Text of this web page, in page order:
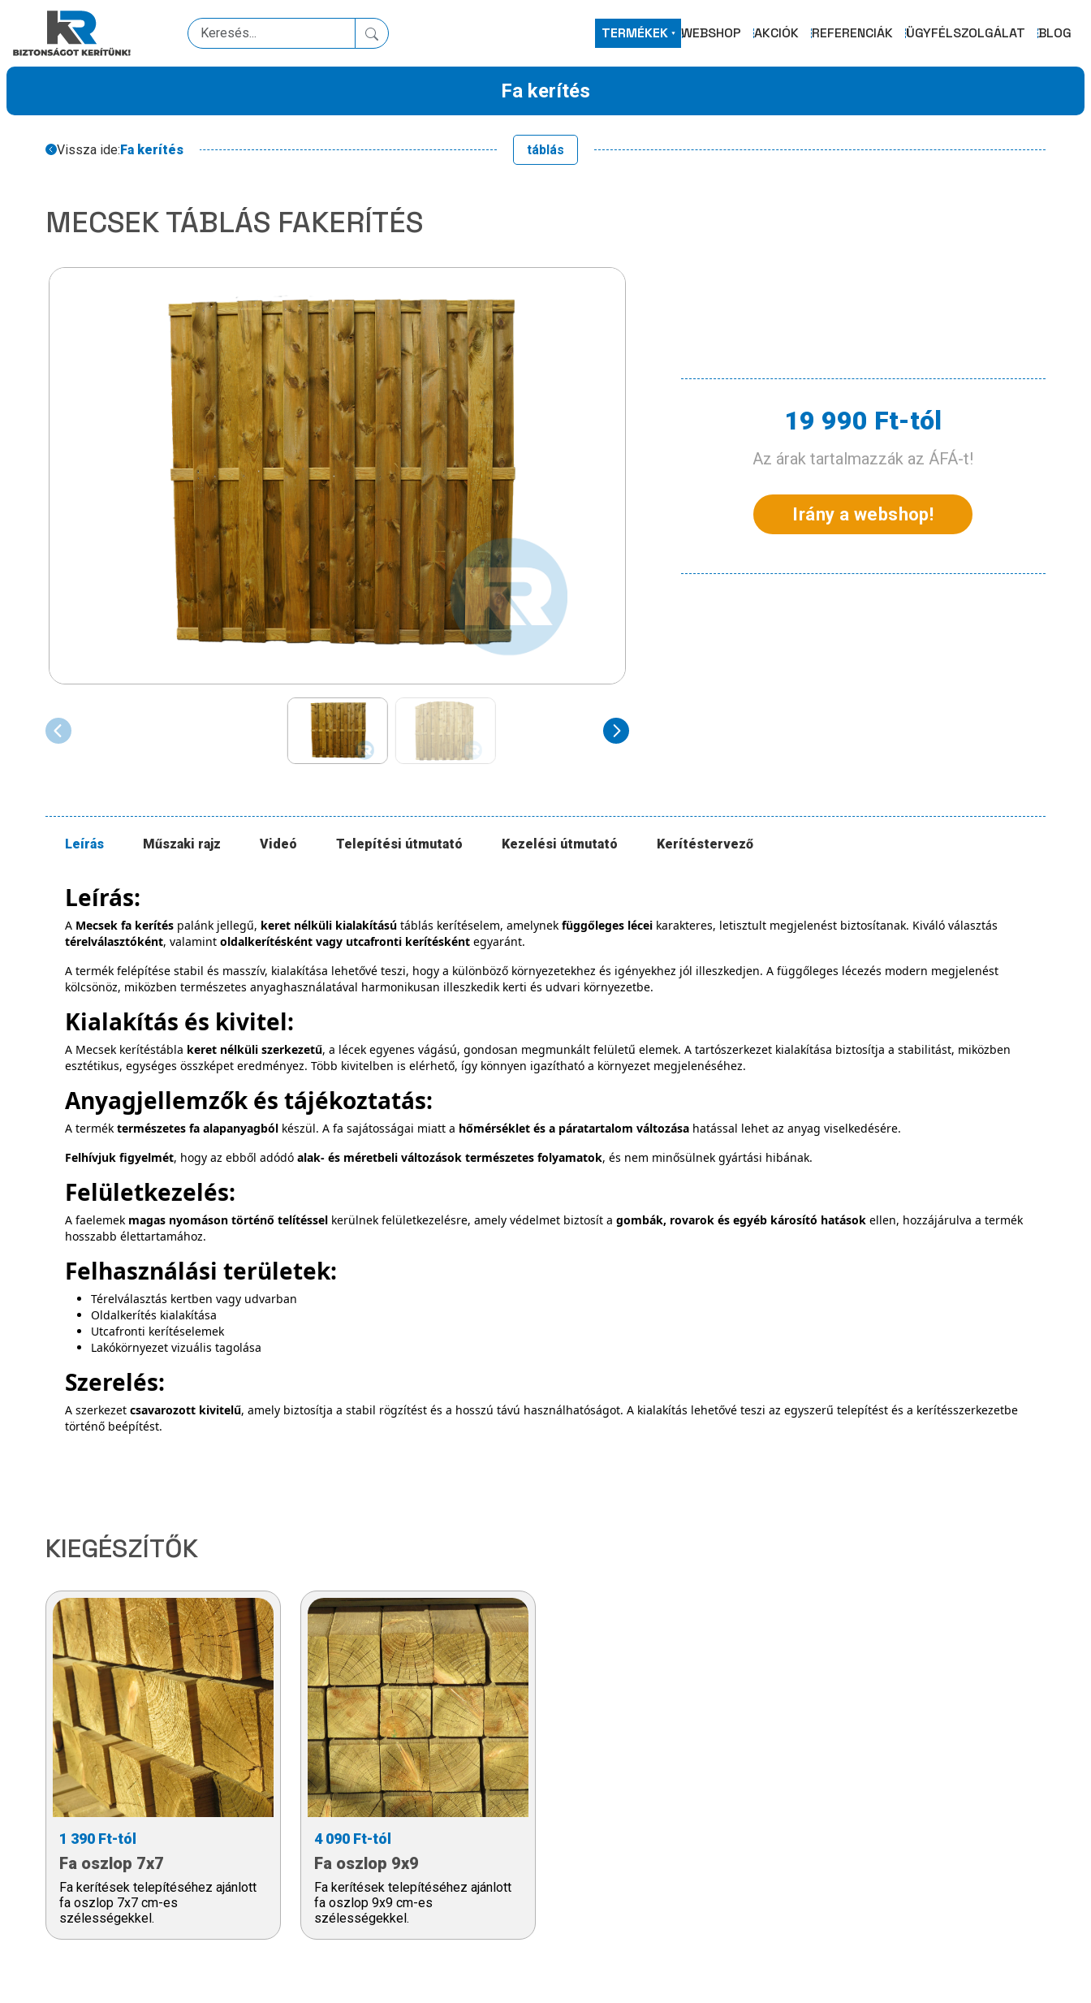
TERMÉKEK WEBSHOP AKCIÓK REFERENCIÁK ÜGYFÉLSZOLGÁLAT BLOG
Fa kerítés
Vissza ide:Fa kerítés táblás
MECSEK TÁBLÁS FAKERÍTÉS
19 990 Ft-tól
Az árak tartalmazzák az ÁFÁ-t!
Irány a webshop!
Leírás Műszaki rajz Videó Telepítési útmutató Kezelési útmutató Kerítéstervező
Leírás:
A Mecsek fa kerítés palánk jellegű, keret nélküli kialakítású táblás kerítéselem, amelynek függőleges lécei karakteres, letisztult megjelenést biztosítanak. Kiváló választás
térelválasztóként, valamint oldalkerítésként vagy utcafronti kerítésként egyaránt.
A termék felépítése stabil és masszív, kialakítása lehetővé teszi, hogy a különböző környezetekhez és igényekhez jól illeszkedjen. A függőleges lécezés modern megjelenést
kölcsönöz, miközben természetes anyaghasználatával harmonikusan illeszkedik kerti és udvari környezetbe.
Kialakítás és kivitel:
A Mecsek kerítéstábla keret nélküli szerkezetű, a lécek egyenes vágású, gondosan megmunkált felületű elemek. A tartószerkezet kialakítása biztosítja a stabilitást, miközben
esztétikus, egységes összképet eredményez. Több kivitelben is elérhető, így könnyen igazítható a környezet megjelenéséhez.
Anyagjellemzők és tájékoztatás:
A termék természetes fa alapanyagból készül. A fa sajátosságai miatt a hőmérséklet és a páratartalom változása hatással lehet az anyag viselkedésére.
Felhívjuk figyelmét, hogy az ebből adódó alak- és méretbeli változások természetes folyamatok, és nem minősülnek gyártási hibának.
Felületkezelés:
A faelemek magas nyomáson történő telítéssel kerülnek felületkezelésre, amely védelmet biztosít a gombák, rovarok és egyéb károsító hatások ellen, hozzájárulva a termék
hosszabb élettartamához.
Felhasználási területek:
Térelválasztás kertben vagy udvarban
Oldalkerítés kialakítása
Utcafronti kerítéselemek
Lakókörnyezet vizuális tagolása
Szerelés:
A szerkezet csavarozott kivitelű, amely biztosítja a stabil rögzítést és a hosszú távú használhatóságot. A kialakítás lehetővé teszi az egyszerű telepítést és a kerítésszerkezetbe
történő beépítést.
KIEGÉSZÍTŐK
1 390 Ft-tól
Fa oszlop 7x7
Fa kerítések telepítéséhez ajánlott
fa oszlop 7x7 cm-es
szélességekkel.
4 090 Ft-tól
Fa oszlop 9x9
Fa kerítések telepítéséhez ajánlott
fa oszlop 9x9 cm-es
szélességekkel.